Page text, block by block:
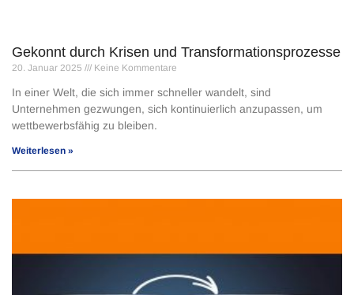
Gekonnt durch Krisen und Transformationsprozesse
20. Januar 2025 Keine Kommentare
In einer Welt, die sich immer schneller wandelt, sind
Unternehmen gezwungen, sich kontinuierlich anzupassen, um
wettbewerbsfähig zu bleiben.
Weiterlesen »